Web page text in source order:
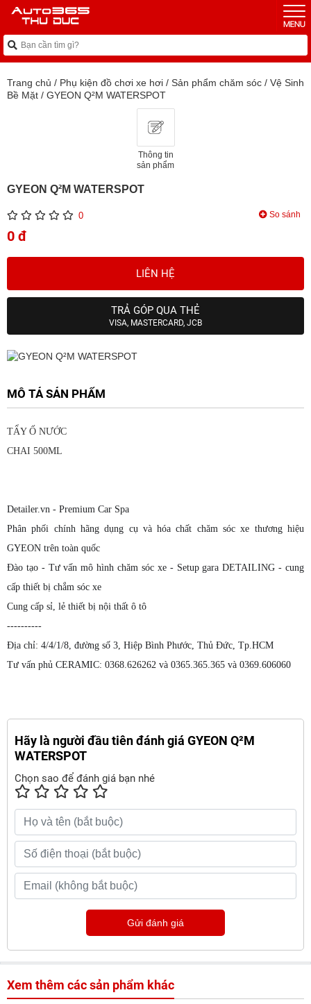
Trang chủ / Phụ kiện đồ chơi xe hơi / Sản phẩm chăm sóc / Vệ Sinh
Bề Mặt / GYEON Q²M WATERSPOT
Thông tin
sản phẩm
GYEON Q²M WATERSPOT
0 So sánh
0 đ
LIÊN HỆ
TRẢ GÓP QUA THẺ
VISA, MASTERCARD, JCB
MÔ TẢ SẢN PHẨM
TẨY Ố NƯỚC
CHAI 500ML
Detailer.vn - Premium Car Spa
Phân phối chính hãng dụng cụ và hóa chất chăm sóc xe thương hiệu
GYEON trên toàn quốc
Đào tạo - Tư vấn mô hình chăm sóc xe - Setup gara DETAILING - cung
cấp thiết bị chắm sóc xe
Cung cấp sỉ, lẻ thiết bị nội thất ô tô
----------
Địa chỉ: 4/4/1/8, đường số 3, Hiệp Bình Phước, Thủ Đức, Tp.HCM
Tư vấn phủ CERAMIC: 0368.626262 và 0365.365.365 và 0369.606060
Hãy là người đầu tiên đánh giá GYEON Q²M
WATERSPOT
Chọn sao để đánh giá bạn nhé
Gửi đánh giá
Xem thêm các sản phẩm khác